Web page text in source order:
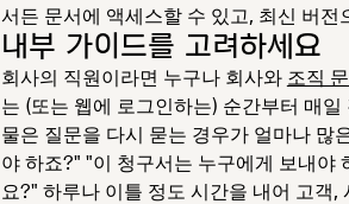
서든 문서에 액세스할 수 있고, 최신 버
내부 가이드를 고려하세요
회사의 직원이라면 누구나 회사와 조직
는 (또는 웹에 로그인하는) 순간부터 매
물은 질문을 다시 묻는 경우가 얼마나 많
야 하죠?" "이 청구서는 누구에게 보내야
요?" 하루나 이틀 정도 시간을 내어 고객